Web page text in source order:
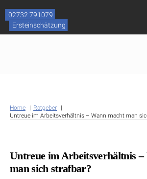
content
02732 791079
Ersteinschätzung
Home
Ratgeber
Untreue im Arbeitsverhältnis – Wann macht man
Untreue im Arbeitsverhältnis –
man sich strafbar?